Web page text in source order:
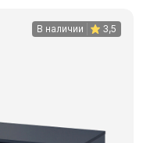
В наличии 3,5